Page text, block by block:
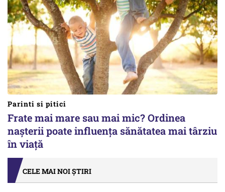
Parinti si pitici
Frate mai mare sau mai mic? Ordinea
nașterii poate influența sănătatea mai târziu
în viață
CELE MAI NOI ȘTIRI